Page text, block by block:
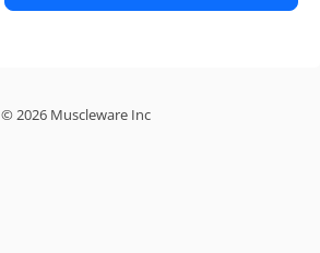
© 2026 Muscleware Inc